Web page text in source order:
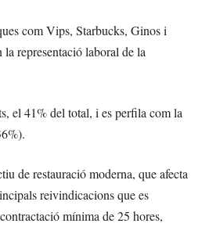
com Vips, Starbucks, Ginos i
la representació laboral de la
el 41% del total, i es perfila com la
de restauració moderna, que afecta
reivindicacions que es
mínima de 25 hores,